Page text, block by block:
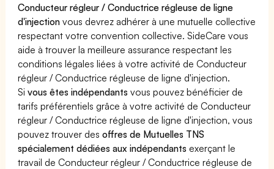
Conducteur régleur / Conductrice régleuse de ligne
d'injection vous devrez adhérer à une mutuelle collective
respectant votre convention collective. SideCare vous
aide à trouver la meilleure assurance respectant les
conditions légales liées à votre activité de Conducteur
régleur / Conductrice régleuse de ligne d'injection.
Sivous êtes indépendants vous pouvez bénéficier de
tarifs préférentiels grâce à votre activité de Conducteur
régleur / Conductrice régleuse de ligne d'injection, vous
pouvez trouver desoffres de Mutuelles TNS
spécialement dédiées aux indépendants exerçant le
travail de Conducteur régleur / Conductrice régleuse de